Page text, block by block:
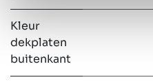
Kleur
dekplaten
buitenkant